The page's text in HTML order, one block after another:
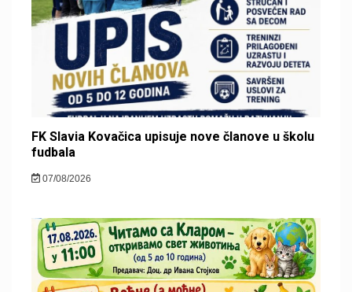
FK Slavia Kovačica upisuje nove članove u školu
fudbala
07/08/2026